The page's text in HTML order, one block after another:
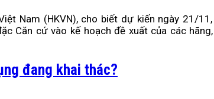
Nam (HKVN), cho biết dự kiến ngày 21/
Căn cứ vào kế hoạch đề xuất của các
đang khai thác?